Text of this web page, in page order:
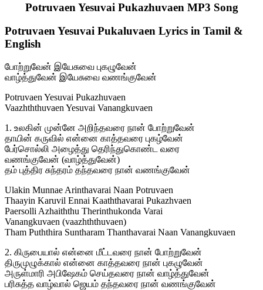
Potruvaen Yesuvai Pukazhuvaen MP3 Song
Potruvaen Yesuvai Pukaluvaen Lyrics in Tamil &
English
போற்றுவேன் இயேசுவை புகழுவேன்
வாழ்த்துவேன் இயேசுவை வணங்குவேன்
Potruvaen Yesuvai Pukazhuvaen
Vaazhththuvaen Yesuvai Vanangkuvaen
1. உலகின் முன்னே அறிந்தவரை நான் போற்றுவேன்
தாயின் கருவில் என்னை காத்தவரை புகழ்வேன்
பேர்சொல்லி அழைத்து தெரிந்துகொண்ட வரை
வணங்குவேன் (வாழ்த்துவேன்)
தம் புத்திர சுந்தரம் தந்தவரை நான் வணங்குவேன்
Ulakin Munnae Arinthavarai Naan Potruvaen
Thaayin Karuvil Ennai Kaaththavarai Pukazhvaen
Paersolli Azhaiththu Therinthukonda Varai
Vanangkuvaen (vaazhththuvaen)
Tham Puththira Suntharam Thanthavarai Naan Vanangkuvaen
2. கிருபையால் என்னை மீட்டவரை நான் போற்றுவேன்
திருமுழுக்கால் என்னை காத்தவரை நான் புகழுவேன்
அருள்மாரி அபிஷேகம் செய்தவரை நான் வாழ்த்துவேன்
பரிசுத்த வாழ்வால் ஜெயம் தந்தவரை நான் வணங்குவேன்